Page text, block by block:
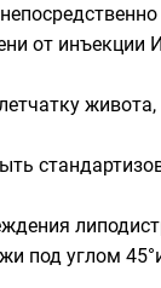
от инъекции
живота,
под углом